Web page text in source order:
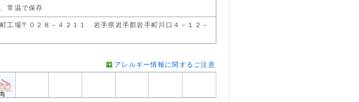
常温で保存
工場〒０２８－４２１１ 岩手県岩手郡岩手町川口４－１２－
アレルギー情報に関するご注意